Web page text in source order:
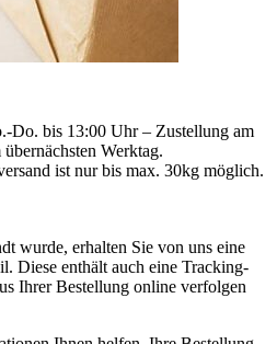
Do. bis 13:00 Uhr – Zustellung am
Werktag.
ist nur bis max. 30kg möglich.
wurde, erhalten Sie von uns eine
Diese enthält auch eine Tracking-
Ihrer Bestellung online verfolgen